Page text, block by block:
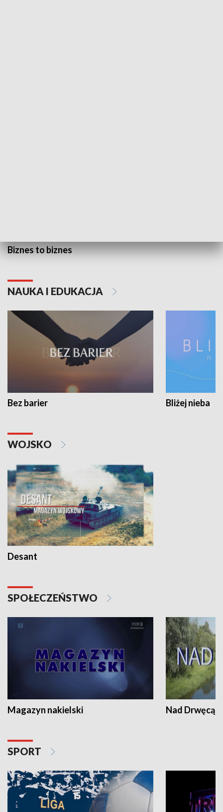
Biznes to biznes
NAUKA I EDUKACJA
Bez barier Bliżej nieba
WOJSKO
Desant
SPOŁECZEŃSTWO
Magazyn nakielski Nad Drwęcą
SPORT